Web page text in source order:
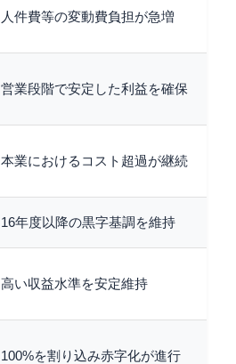
人件費等の変動費負担が急増
営業段階で安定した利益を確保
本業におけるコスト超過が継続
16年度以降の黒字基調を維持
高い収益水準を安定維持
100%を割り込み赤字化が進行